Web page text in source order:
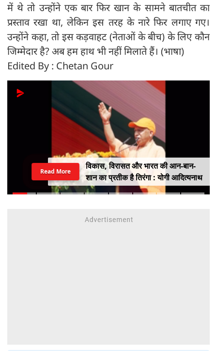
में थे तो उन्होंने एक बार फिर खान के सामने बातचीत का
प्रस्ताव रखा था, लेकिन इस तरह के नारे फिर लगाए गए।
उन्होंने कहा, तो इस कड़वाहट (नेताओं के बीच) के लिए कौन
जिम्मेदार है? अब हम हाथ भी नहीं मिलाते हैं। (भाषा)
Edited By : Chetan Gour
विकास, विरासत और भारत की आन-बान-
शान का प्रतीक है तिरंगा : योगी आदित्यनाथ
Read More